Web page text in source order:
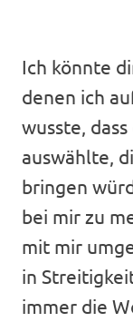
Ich könnte
denen ich
wusste,
auswählte,
bringen
bei mir zu
mit mir
in
immer die